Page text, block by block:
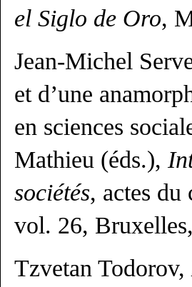
el Siglo de Oro,
Jean-Michel
et d’une
en sciences
Mathieu (éds.),
sociétés, actes
vol. 26,
Tzvetan Todorov,